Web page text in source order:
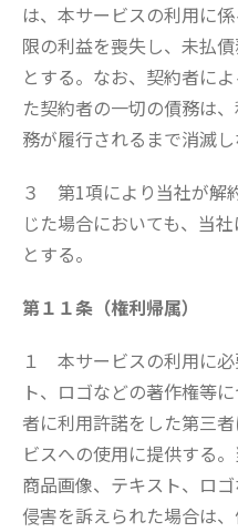
は、本サービスの利用に
限の利益を喪失し、未払
とする。なお、契約者に
た契約者の一切の債務は
務が履行されるまで消滅し
３ 第1項により当社が解
じた場合においても、当
とする。
第１１条（権利帰属）
１ 本サービスの利用に
ト、ロゴなどの著作権等
者に利用許諾をした第三
ビスへの使用に提供する
商品画像、テキスト、ロ
侵害を訴えられた場合は